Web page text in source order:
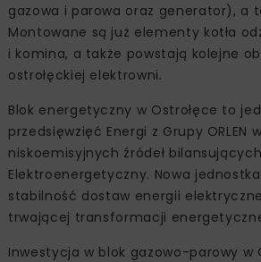
gazowa i parowa oraz generator), a
Montowane są już elementy kotła
i komina, a także powstają kolejne
ostrołęckiej elektrowni.
Blok energetyczny w Ostrołęce to
przedsięwzięć Energi z Grupy ORLEN
niskoemisyjnych źródeł
Elektroenergetyczny. Nowa
stabilność dostaw energii
trwającej transformacji
Inwestycja w blok gazowo-parowy w